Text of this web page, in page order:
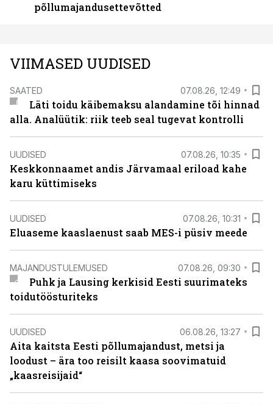
põllumajandusettevõtted
VIIMASED UUDISED
SAATED 07.08.26, 12:49
Läti toidu käibemaksu alandamine tõi hinnad
alla. Analüütik: riik teeb seal tugevat kontrolli
UUDISED 07.08.26, 10:35
Keskkonnaamet andis Järvamaal eriload kahe
karu küttimiseks
UUDISED 07.08.26, 10:31
Eluaseme kaaslaenust saab MES-i püsiv meede
MAJANDUSTULEMUSED 07.08.26, 09:30
Puhk ja Lausing kerkisid Eesti suurimateks
toidutöösturiteks
UUDISED 06.08.26, 13:27
Aita kaitsta Eesti põllumajandust, metsi ja
loodust – ära too reisilt kaasa soovimatuid
„kaasreisijaid“